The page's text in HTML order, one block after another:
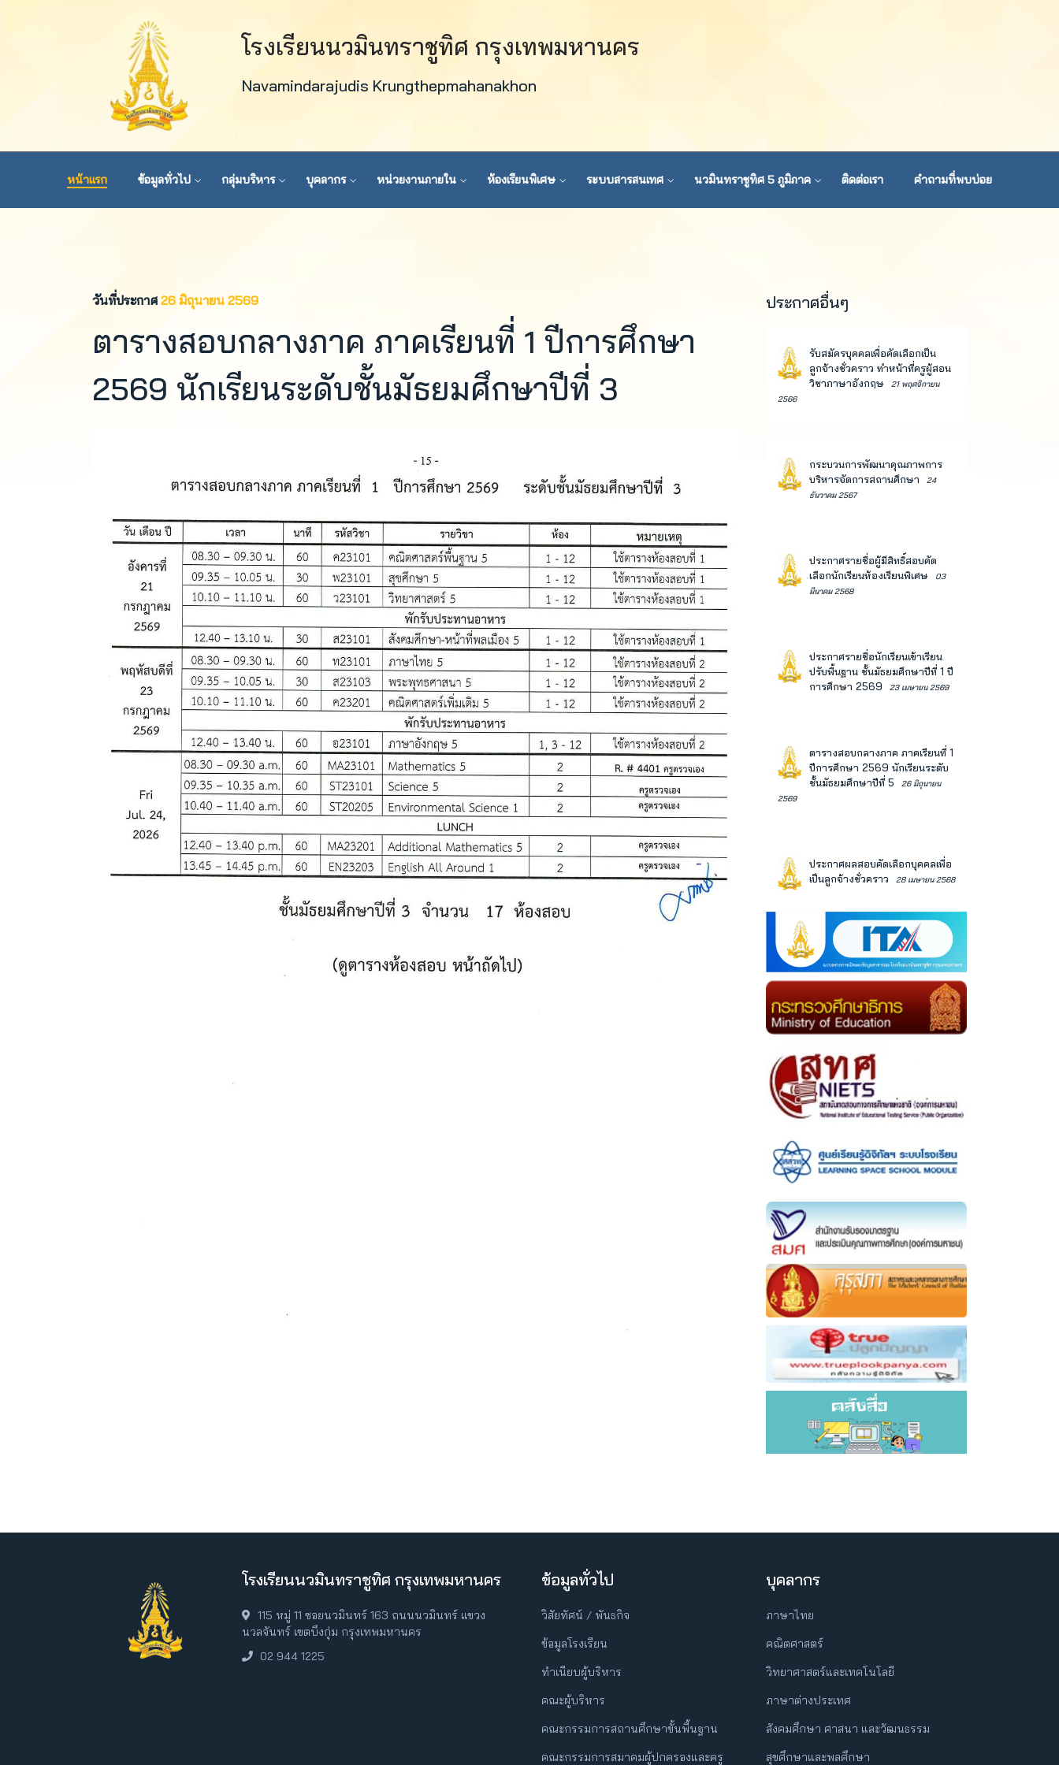
โรงเรียนนวมินทราชูทิศ กรุงเทพมหานคร
Navamindarajudis Krungthepmahanakhon
หน้าแรก ข้อมูลทั่วไป กลุ่มบริหาร บุคลากร หน่วยงานภายใน ห้องเรียนพิเศษ ระบบสารสนเทศ นวมินทราชูทิศ 5 ภูมิภาค ติดต่อเรา คำถามที่พบบ่อย
วันที่ประกาศ 26 มิถุนายน 2569
ตารางสอบกลางภาค ภาคเรียนที่ 1 ปีการศึกษา
2569 นักเรียนระดับชั้นมัธยมศึกษาปีที่ 3
ประกาศอื่นๆ
รับสมัครบุคคลเพื่อคัดเลือกเป็น
ลูกจ้างชั่วคราว ทำหน้าที่ครูผู้สอน
วิชาภาษาอังกฤษ
21 พฤศจิกายน
2566
กระบวนการพัฒนาคุณภาพการ
บริหารจัดการสถานศึกษา
24
ธันวาคม 2567
ประกาศรายชื่อผู้มีสิทธิ์สอบคัด
เลือกนักเรียนห้องเรียนพิเศษ
03
มีนาคม 2568
ประกาศรายชื่อนักเรียนเข้าเรียน
ปรับพื้นฐาน ชั้นมัธยมศึกษาปีที่ 1 ปี
การศึกษา 2569
23 เมษายน 2569
ตารางสอบกลางภาค ภาคเรียนที่ 1
ปีการศึกษา 2569 นักเรียนระดับ
ชั้นมัธยมศึกษาปีที่ 5
26 มิถุนายน
2569
ประกาศผลสอบคัดเลือกบุคคลเพื่อ
เป็นลูกจ้างชั่วคราว
28 เมษายน 2568
โรงเรียนนวมินทราชูทิศ กรุงเทพมหานคร
115 หมู่ 11 ซอยนวมินทร์ 163 ถนนนวมินทร์ แขวง
นวลจันทร์ เขตบึงกุ่ม กรุงเทพมหานคร
02 944 1225
ข้อมูลทั่วไป
วิสัยทัศน์ / พันธกิจ
ข้อมูลโรงเรียน
ทำเนียบผู้บริหาร
คณะผู้บริหาร
คณะกรรมการสถานศึกษาขั้นพื้นฐาน
คณะกรรมการสมาคมผู้ปกครองและครู
บุคลากร
ภาษาไทย
คณิตศาสตร์
วิทยาศาสตร์และเทคโนโลยี
ภาษาต่างประเทศ
สังคมศึกษา ศาสนา และวัฒนธรรม
สุขศึกษาและพลศึกษา